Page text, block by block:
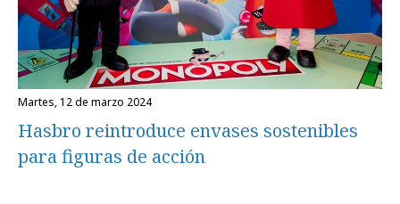
martes, 12 de marzo 2024
Hasbro reintroduce envases sostenibles
para figuras de acción